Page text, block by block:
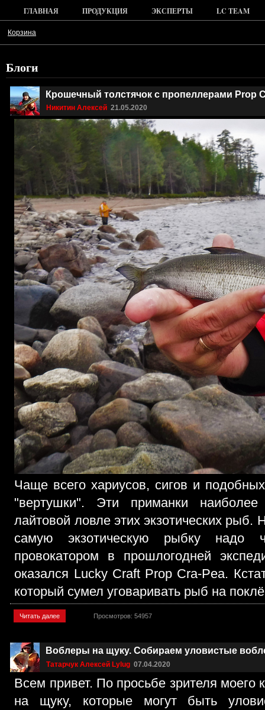
ГЛАВНАЯ ПРОДУКЦИЯ ЭКСПЕРТЫ LC TEAM
Корзина
Блоги
Крошечный толстячок с пропеллерами Prop
Никитин Алексей 21.05.2020
Чаще всего хариусов, сигов и
"вертушки". Эти приманки
лайтовой ловле этих экзотических
самую экзотическую рыбку надо
провокатором в прошлогодней
оказался Lucky Craft Prop Cra-Pea.
который сумел уговаривать рыб на
Читать далее Просмотров: 54957
Воблеры на щуку. Собираем уловистые
Татарчук Алексей Lylug 07.04.2020
Всем привет. По просьбе зрителя моего
на щуку, которые могут быть